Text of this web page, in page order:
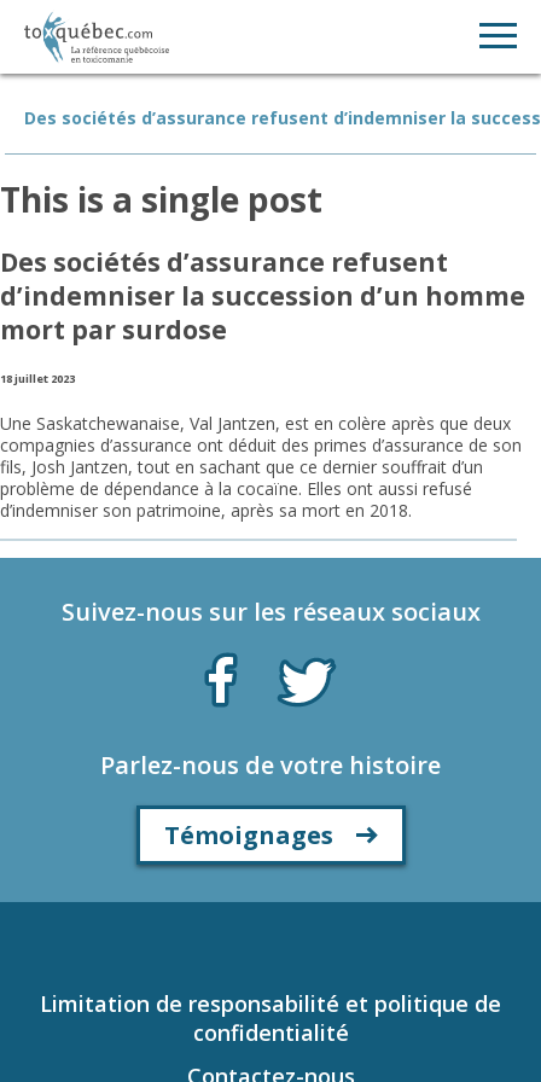
Des sociétés d’assurance refusent d’indemniser la
This is a single post
Des sociétés d’assurance refusent
d’indemniser la succession d’un homme
mort par surdose
18 juillet 2023
Une Saskatchewanaise, Val Jantzen, est en colère après que deux
compagnies d’assurance ont déduit des primes d’assurance de son
fils, Josh Jantzen, tout en sachant que ce dernier souffrait d’un
problème de dépendance à la cocaïne. Elles ont aussi refusé
d’indemniser son patrimoine, après sa mort en 2018.
Suivez-nous sur les réseaux sociaux
Parlez-nous de votre histoire
Témoignages
Limitation de responsabilité et politique de
confidentialité
Contactez-nous